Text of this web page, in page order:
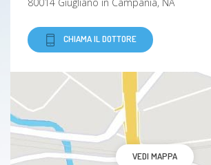
Afta
Otosclerosi
Laringite
CHIAMA IL DOTTORE
VEDI MAPPA